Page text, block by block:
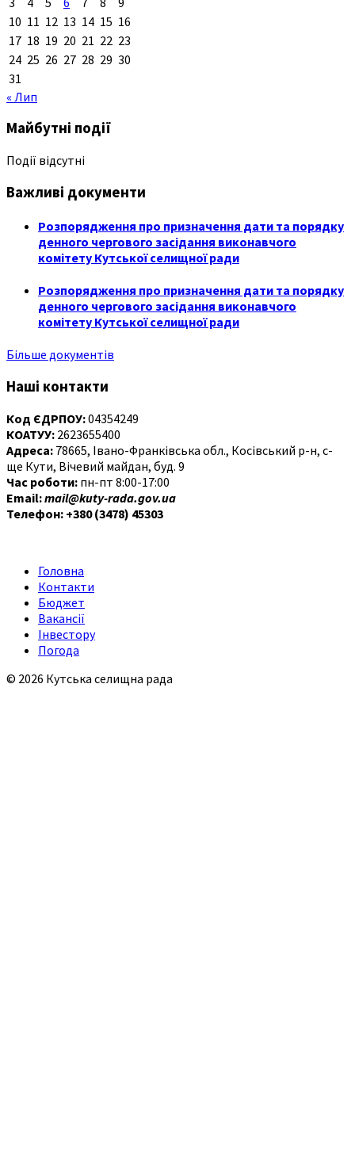
10 11 12 13 14 15 16
17 18 19 20 21 22 23
24 25 26 27 28 29 30
31
« Лип
Майбутні події
Події відсутні
Важливі документи
Розпорядження про призначення дати та порядку
денного чергового засідання виконавчого
комітету Кутської селищної ради
Розпорядження про призначення дати та порядку
денного чергового засідання виконавчого
комітету Кутської селищної ради
Більше документів
Наші контакти
Код ЄДРПОУ:04354249
КОАТУУ: 2623655400
Адреса: 78665, Івано-Франківська обл., Косівський р-н, с-
ще Кути, Вічевий майдан, буд. 9
Час роботи: пн-пт 8:00-17:00
Email:mail@kuty-rada.gov.ua
Телефон: +380 (3478) 45303
Головна
Контакти
Бюджет
Вакансії
Інвестору
Погода
© 2026 Кутська селищна рада